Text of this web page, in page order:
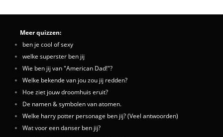
Meer quizzen:
ben je cool of sexy
welke superster ben jij
Wie ben jij van "American Dad!"?
Welke bekende van jou zou jij redden?
Hoe ziet jouw droomhuis eruit?
De namen & symbolen van atomen.
Welke harry potter personage ben jij? (Veel antwoorden)
Wat voor een danser ben jij?